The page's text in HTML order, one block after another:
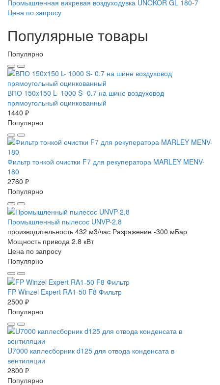
Промышленная вихревая воздуходувка UNOKOR GL 180-7
Цена по запросу
Популярные товары
Популярно
ВПО 150x150 L- 1000 S- 0.7 на шине воздуховод
прямоугольный оцинкованный
1440 ₽
Популярно
Фильтр тонкой очистки F7 для рекуператора MARLEY MENV-
180
2760 ₽
Популярно
Промышленный пылесос UNVP-2,8
производительность 432 м3/час Разряжение -300 мБар
Мощность привода 2.8 кВт
Цена по запросу
Популярно
FP Winzel Expert RA1-50 F8 Фильтр
2500 ₽
Популярно
U7000 каплесборник d125 для отвода конденсата в
вентиляции
2800 ₽
Популярно